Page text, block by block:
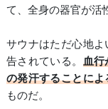
て、全身の器官が活
サウナはただ心地
告されている。 血行
の発汗することに
ものだ。